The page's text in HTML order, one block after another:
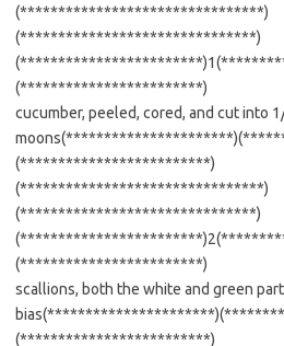
(********************************)
(*******************************)
(************************)
cucumber, peeled, cored, and cut into
(*************************)
(********************************)
(*******************************)
(************************)
scallions, both the white and green
(*************************)